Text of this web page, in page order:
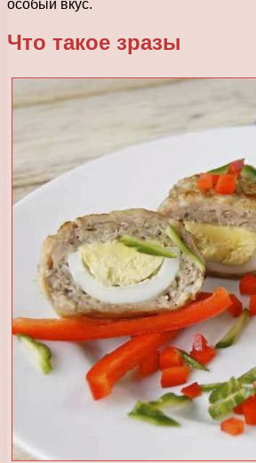
особый вкус.
Что такое зразы